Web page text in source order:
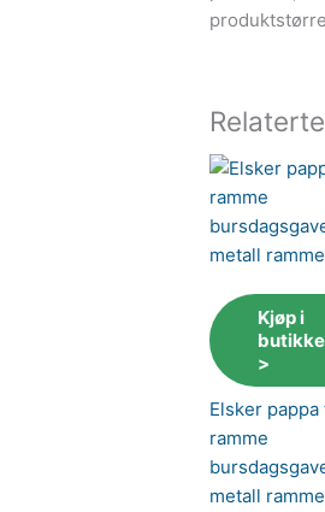
Kjøp i
>
Elsker
ramme
metall ramme